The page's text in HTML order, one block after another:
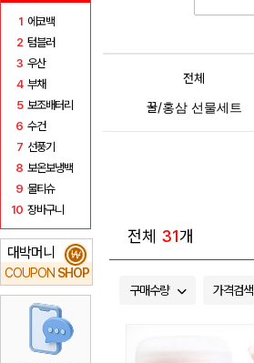
1 에코백
2 텀블러
3 우산
4 부채
5 보조배터리
6 수건
7 선풍기
8 보온보냉백
9 물티슈
10 장바구니
대박머니
COUPON SHOP
₩
전체
꿀/홍삼 선물세트
전체 31개
구매수량 가격검색